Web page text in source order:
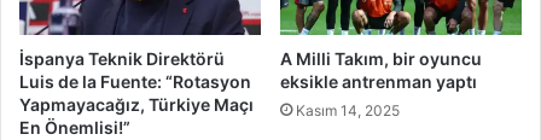
İspanya Teknik Direktörü
Luis de la Fuente: “Rotasyon
Yapmayacağız, Türkiye Maçı
En Önemlisi!”
A Milli Takım, bir oyuncu
eksikle antrenman yaptı
Kasım 14, 2025